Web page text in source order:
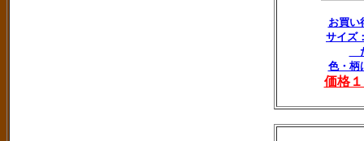
お買
サイズ
色・柄
価格